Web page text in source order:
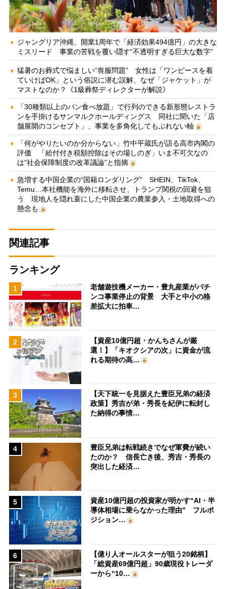
ジャングリア沖縄、開業1周年で「経済効果494億円」の大きな
ミスリード 事業の苦戦を覆い隠す“不透明すぎる巨大な数字”
猛暑のお葬式で悩ましい“喪服問題” 女性は「ワンピースを着
ていけばOK」という俗説に潜む誤解、なぜ「ジャケット」が
マストなのか？《1級葬祭ディレクターが解説》
「30種類以上のパン食べ放題」で行列のできる新形態レストラ
ンを手掛けるサンマルクホールディングス 同社に聞いた「店
舗展開のコンセプト」、事業を多角化してもぶれない軸
「何がやりたいのか分からない」竹中平蔵氏が語る高市内閣の
評価 「給付付き税額控除はその場しのぎ」いま不可欠なの
は“社会保障制度の改革議論”と指摘
急増する中国企業の“国籍ロンダリング” SHEIN、TikTok、
Temu…本社機能を海外に移転させ、トランプ関税の回避を狙
う 現地人を隠れ蓑にした中国企業の農業参入・土地取得への
懸念も
関連記事
ランキング
1
老舗遊技機メーカー・豊丸産業がパチ
ンコ事業停止の背景 大手と中小の格
差拡大に拍車…
2
【資産10億円超・かんちさんが厳
選！】「キオクシアの次」に資金が流
れる期待の高…
3
【天下統一を見据えた豊臣兄弟の経済
政策】秀吉が弟・秀長を紀伊に転封し
た納得の事情…
4
豊臣兄弟は転戦続きでなぜ軍費が続い
たのか？ 信長亡き後、秀吉・秀長の
突出した経済…
5
資産10億円超の投資家が明かす“AI・半
導体相場に乗らなかった理由” フルポ
ジション…
6
【億り人オールスターが狙う20銘柄】
「総資産69億円超」90歳現役トレーダ
ーから“10…